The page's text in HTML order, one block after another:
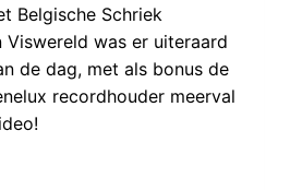
Belgische Schriek
Viswereld was er uiteraard
de dag, met als bonus de
recordhouder meerval